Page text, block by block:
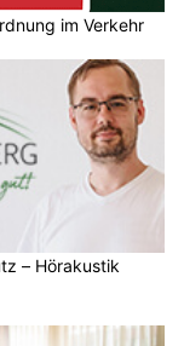
im Verkehr
– Hörakustik